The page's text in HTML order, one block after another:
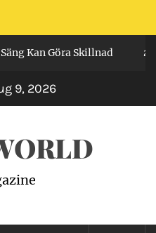
Kan Göra Skillnad 2 år
9, 2026